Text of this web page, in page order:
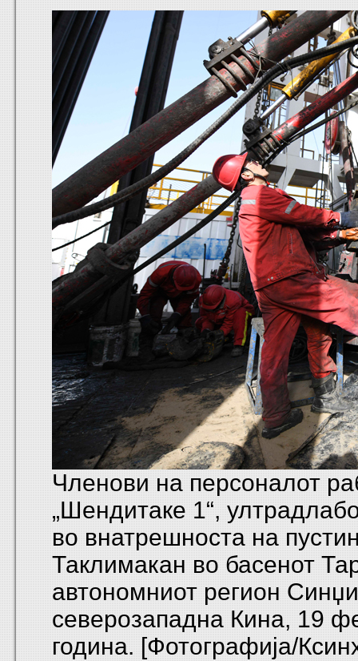
Членови на персоналот
„Шендитаке 1“,
во внатрешноста на
Таклимакан во басенот
автономниот регион
северозападна Кина, 19
година. [Фотографија/